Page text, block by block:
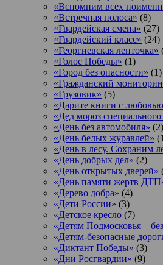
«Вспомним всех
«Встречная полоса» (8)
«Гвардейская смена» (27)
«Гвардейский класс» (24)
«Георгиевская ленточка»
«Голос Победы» (1)
«Город без опасности» (1)
«Гражданский
«Грузовик» (5)
«Дарите книги с
«Дед мороз специального
«День без автомобиля» (2)
«День белых журавлей»
«День в лесу. Сохраним
«День добрых дел» (2)
«День открытых дверей»
«День памяти жертв
«Дерево добра» (4)
«Дети России» (3)
«Детское кресло (7)
«Детям Подмосковья –
«Детям-безопасные
«Диктант Победы» (3)
«Дни Росгвардии» (9)